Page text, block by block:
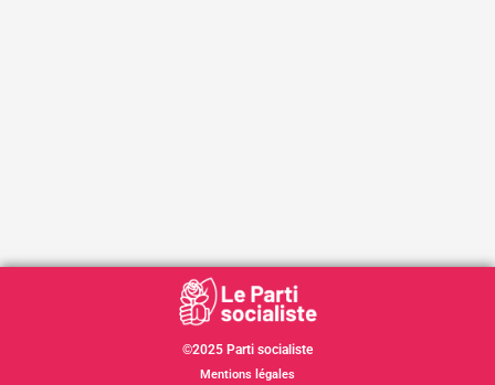
©2025 Parti socialiste
Mentions légales